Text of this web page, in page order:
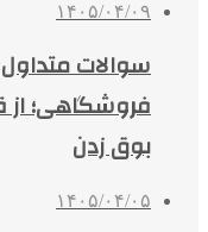
۱۴۰۵/۰۴/۰۹
سوالات
فروشگاهی؛
بوق زدن
۱۴۰۵/۰۴/۰۵